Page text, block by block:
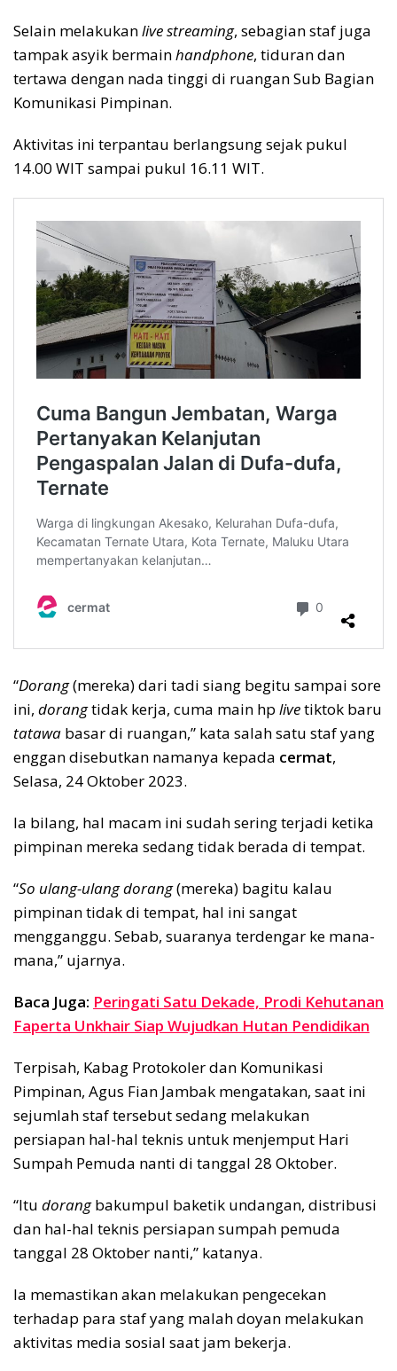
Selain melakukanlive streaming, sebagian staf juga
tampak asyik bermainhandphone, tiduran dan
tertawa dengan nada tinggi di ruangan Sub Bagian
Komunikasi Pimpinan.
Aktivitas ini terpantau berlangsung sejak pukul
14.00 WIT sampai pukul 16.11 WIT.
“Dorang(mereka) dari tadi siang begitu sampai sore
ini, dorangtidak kerja, cuma main hp livetiktok baru
tatawa basar di ruangan,” kata salah satu staf yang
enggan disebutkan namanya kepada cermat,
Selasa, 24 Oktober 2023.
Ia bilang, hal macam ini sudah sering terjadi ketika
pimpinan mereka sedang tidak berada di tempat.
“So ulang-ulang dorang(mereka) bagitu kalau
pimpinan tidak di tempat, hal ini sangat
mengganggu. Sebab, suaranya terdengar ke mana-
mana,” ujarnya.
Baca Juga: Peringati Satu Dekade, Prodi Kehutanan
Faperta Unkhair Siap Wujudkan Hutan Pendidikan
Terpisah, Kabag Protokoler dan Komunikasi
Pimpinan, Agus Fian Jambak mengatakan, saat ini
sejumlah staf tersebut sedang melakukan
persiapan hal-hal teknis untuk menjemput Hari
Sumpah Pemuda nanti di tanggal 28 Oktober.
“Itu dorangbakumpul baketik undangan, distribusi
dan hal-hal teknis persiapan sumpah pemuda
tanggal 28 Oktober nanti,” katanya.
Ia memastikan akan melakukan pengecekan
terhadap para staf yang malah doyan melakukan
aktivitas media sosial saat jam bekerja.